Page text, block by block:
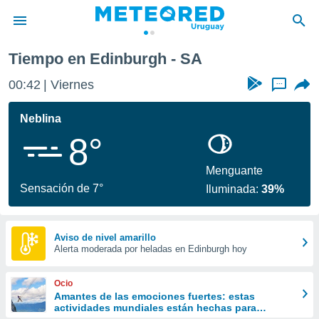
de
ha
calidad.
a este
las
y
forma
digital
basada
Tiempo en Edinburgh - SA
00:42 Viernes ...
Neblina
8°
Sensación de 7°
Menguante
Iluminada:39%
Aviso de nivel amarillo
Alerta moderada por heladas en Edinburgh hoy
Ocio
Amantes de las emociones fuertes: estas
actividades mundiales están hechas para